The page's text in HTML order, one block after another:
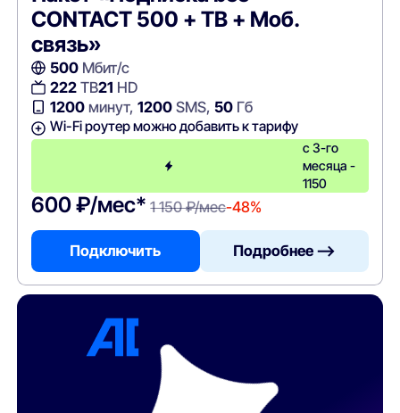
CONTACT 500 + ТВ + Моб.
связь»
500Мбит/с
222ТВ21 HD
1200минут, 1200SMS, 50Гб
Wi-Fi роутер можно добавить к тарифу
с 3-го
месяца -
1150
600 ₽/мес* 1 150 ₽/мес-48%
Подключить Подробнее —>